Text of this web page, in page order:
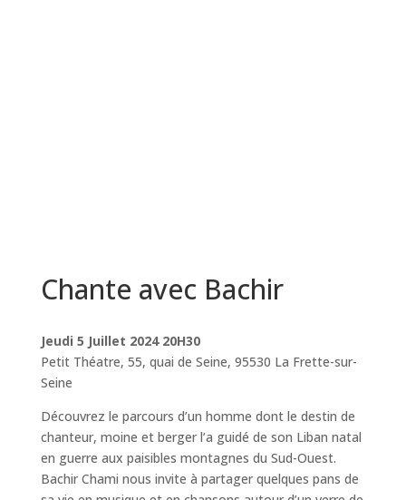
Chante avec Bachir
Jeudi 5 Juillet 2024 20H30
Petit Théatre, 55, quai de Seine, 95530 La Frette-sur-
Seine
Découvrez le parcours d’un homme dont le destin de
chanteur, moine et berger l’a guidé de son Liban natal
en guerre aux paisibles montagnes du Sud-Ouest.
Bachir Chami nous invite à partager quelques pans de